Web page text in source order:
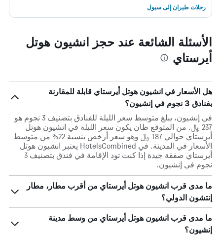
رحلات طيران إلى سيول
الأسئلة الشائعة عند حجز انشيون هوتل
أيرستاي
هل الأسعار في انشيون هوتل أيرستاي قابلة للمقارنة
بفنادق 3 نجوم في إنشيون؟
في إنشيون، يبلغ متوسط ​​سعر الليلة للفنادق بتصنيف 3 نجوم هو
237 ﷼. من المتوقع ظان يكون سعر الليلة في انشيون هوتل
أيرستاي حوالي 187 ﷼ وهو سعر أرخص بنسبة 22% من متوسط
الأسعار في المدينة. في HotelsCombined يعتبر انشيون هوتل
أيرستاي صفقة جيدة إذا كنت تود الإقامة في فندق بتصنيف 3
نجوم في إنشيون.
ما مدى قرب انشيون هوتل أيرستاي من أقرب مطار، مطار
إنتشون الدولي؟
ما مدى قرب انشيون هوتل أيرستاي من وسط مدينة
إنشيون؟